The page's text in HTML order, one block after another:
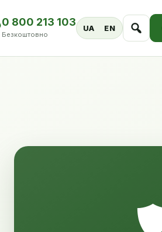
0 800 213 103
Безкоштовно
UA EN